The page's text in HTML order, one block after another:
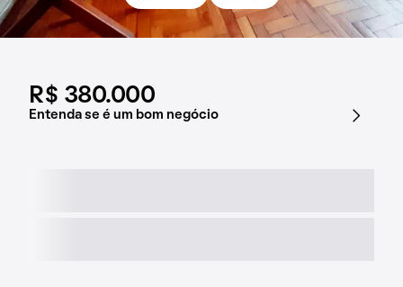
R$ 380.000
Entenda se é um bom negócio